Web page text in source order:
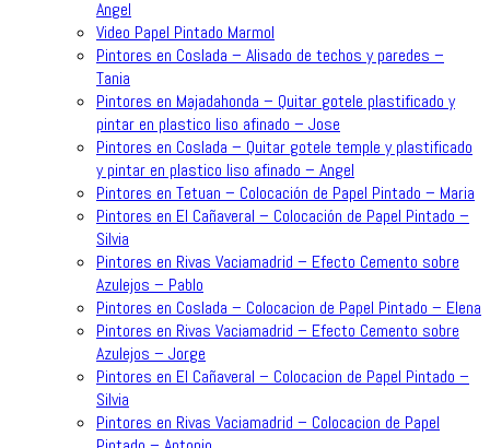
Angel
Video Papel Pintado Marmol
Pintores en Coslada – Alisado de techos y paredes –
Tania
Pintores en Majadahonda – Quitar gotele plastificado y
pintar en plastico liso afinado – Jose
Pintores en Coslada – Quitar gotele temple y plastificado
y pintar en plastico liso afinado – Angel
Pintores en Tetuan – Colocación de Papel Pintado – Maria
Pintores en El Cañaveral – Colocación de Papel Pintado –
Silvia
Pintores en Rivas Vaciamadrid – Efecto Cemento sobre
Azulejos – Pablo
Pintores en Coslada – Colocacion de Papel Pintado – Elena
Pintores en Rivas Vaciamadrid – Efecto Cemento sobre
Azulejos – Jorge
Pintores en El Cañaveral – Colocacion de Papel Pintado –
Silvia
Pintores en Rivas Vaciamadrid – Colocacion de Papel